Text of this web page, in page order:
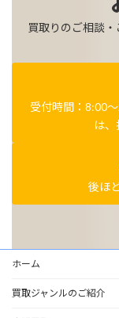
買取りのご相談
受付時間：8:00
は、
後ほ
ホーム
買取ジャンルのご紹介